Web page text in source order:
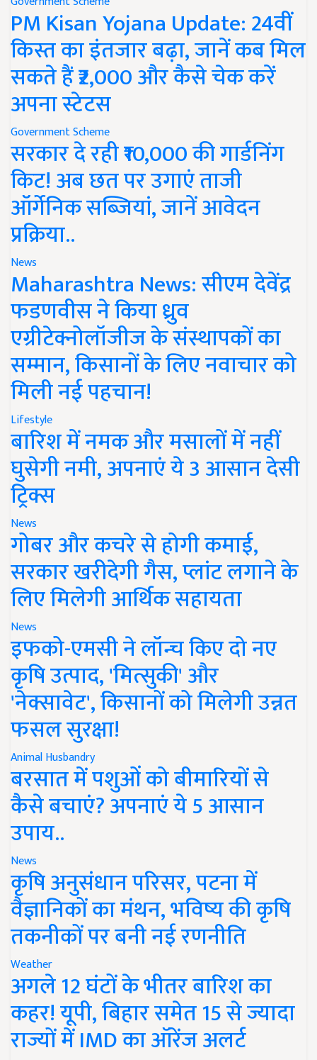
PM Kisan Yojana Update: 24वीं
किस्त का इंतजार बढ़ा, जानें कब मिल
सकते हैं ₹2,000 और कैसे चेक करें
अपना स्टेटस
Government Scheme
सरकार दे रही ₹10,000 की गार्डनिंग
किट! अब छत पर उगाएं ताजी
ऑर्गेनिक सब्जियां, जानें आवेदन
प्रक्रिया..
News
Maharashtra News: सीएम देवेंद्र
फडणवीस ने किया ध्रुव
एग्रीटेक्नोलॉजीज के संस्थापकों का
सम्मान, किसानों के लिए नवाचार को
मिली नई पहचान!
Lifestyle
बारिश में नमक और मसालों में नहीं
घुसेगी नमी, अपनाएं ये 3 आसान देसी
ट्रिक्स
News
गोबर और कचरे से होगी कमाई,
सरकार खरीदेगी गैस, प्लांट लगाने के
लिए मिलेगी आर्थिक सहायता
News
इफको-एमसी ने लॉन्च किए दो नए
कृषि उत्पाद, 'मित्सुकी' और
'नेक्सावेट', किसानों को मिलेगी उन्नत
फसल सुरक्षा!
Animal Husbandry
बरसात में पशुओं को बीमारियों से
कैसे बचाएं? अपनाएं ये 5 आसान
उपाय..
News
कृषि अनुसंधान परिसर, पटना में
वैज्ञानिकों का मंथन, भविष्य की कृषि
तकनीकों पर बनी नई रणनीति
Weather
अगले 12 घंटों के भीतर बारिश का
कहर! यूपी, बिहार समेत 15 से ज्यादा
राज्यों में IMD का ऑरेंज अलर्ट